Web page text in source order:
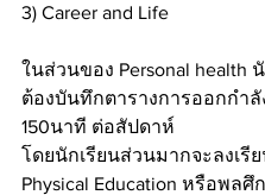
3) Career and Life
ในส่วนของ Personal health
ต้องบันทึกตารางการออกกำ
150นาที ต่อสัปดาห์
โดยนักเรียนส่วนมากจะลงเรี
Physical Education หรือพลศึ